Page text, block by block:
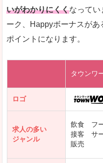
レバテックキャリア
DODAエンジニア IT
クリーデンス
いがわかりにくくなってい
ーク、Happyボーナスが
ポイントになります。
タウンワ
ロゴ
求人の多い
ジャンル
飲食 フ
接客 サ
販売